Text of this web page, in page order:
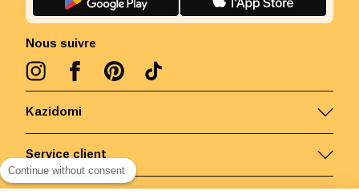
Kazidomi
Service client
Nous suivre
Continue without consent